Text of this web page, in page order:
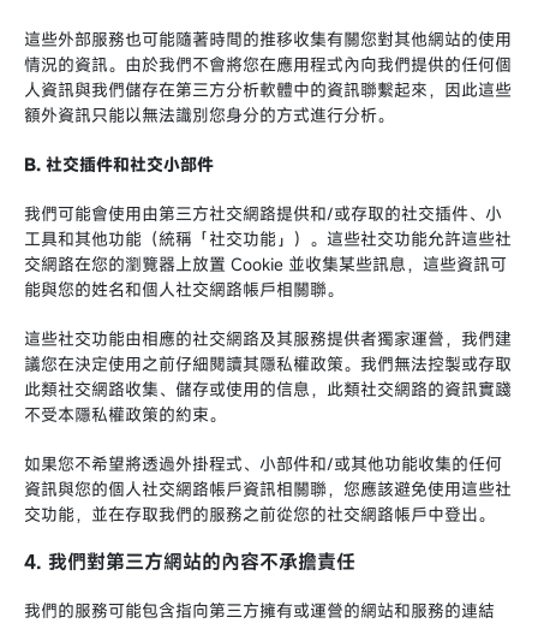
這些外部服務也可能隨著時間的推移收集有關您對其他網站的使用
情況的資訊。由於我們不會將您在應用程式內向我們提供的任何個
人資訊與我們儲存在第三方分析軟體中的資訊聯繫起來，因此這些
額外資訊只能以無法識別您身分的方式進行分析。
B. 社交插件和社交小部件
我們可能會使用由第三方社交網路提供和/或存取的社交插件、小
工具和其他功能（統稱「社交功能」）。這些社交功能允許這些社
交網路在您的瀏覽器上放置 Cookie 並收集某些訊息，這些資訊可
能與您的姓名和個人社交網路帳戶相關聯。
這些社交功能由相應的社交網路及其服務提供者獨家運營，我們建
議您在決定使用之前仔細閱讀其隱私權政策。我們無法控製或存取
此類社交網路收集、儲存或使用的信息，此類社交網路的資訊實踐
不受本隱私權政策的約束。
如果您不希望將透過外掛程式、小部件和/或其他功能收集的任何
資訊與您的個人社交網路帳戶資訊相關聯，您應該避免使用這些社
交功能，並在存取我們的服務之前從您的社交網路帳戶中登出。
4. 我們對第三方網站的內容不承擔責任
我們的服務可能包含指向第三方擁有或運營的網站和服務的連結